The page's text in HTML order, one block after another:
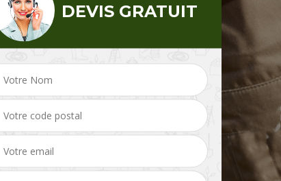
Entreprise abattage Entreprise de
jardinage 28
DEVIS GRATUIT